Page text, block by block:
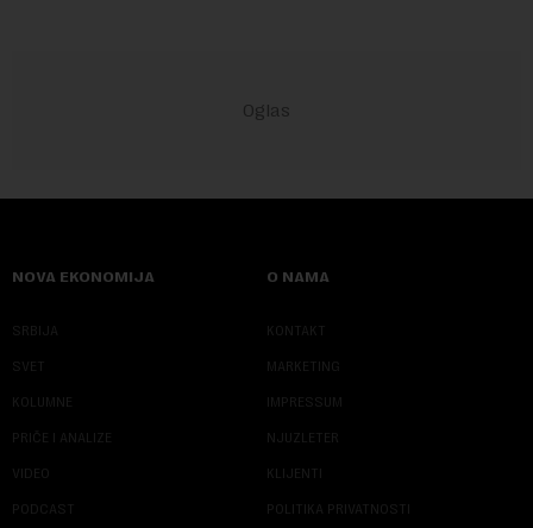
NOVA EKONOMIJA
SRBIJA
SVET
KOLUMNE
PRIČE I ANALIZE
VIDEO
PODCAST
O NAMA
KONTAKT
MARKETING
IMPRESSUM
NJUZLETER
KLIJENTI
POLITIKA PRIVATNOSTI